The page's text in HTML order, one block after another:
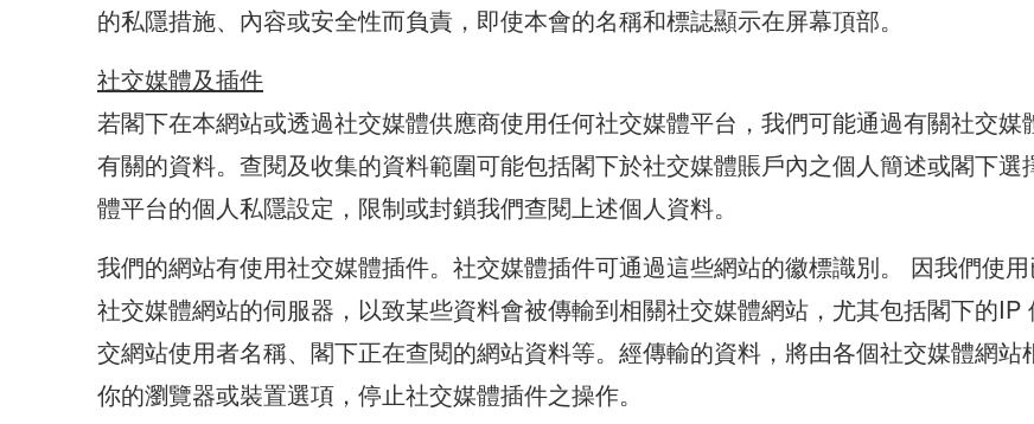
的私隱措施、內容或安全性而負責，即使本會的名稱和標誌顯示在屏幕頂部。
社交媒體及插件
若閣下在本網站或透過社交媒體供應商使用任何社交媒體平台，我們可能通過有關社交
有關的資料。查閱及收集的資料範圍可能包括閣下於社交媒體賬戶內之個人簡述或閣下
體平台的個人私隱設定，限制或封鎖我們查閱上述個人資料。
我們的網站有使用社交媒體插件。社交媒體插件可通過這些網站的徽標識別。 因我們使
社交媒體網站的伺服器，以致某些資料會被傳輸到相關社交媒體網站，尤其包括閣下的
交網站使用者名稱、閣下正在查閱的網站資料等。經傳輸的資料，將由各個社交媒體網
你的瀏覽器或裝置選項，停止社交媒體插件之操作。